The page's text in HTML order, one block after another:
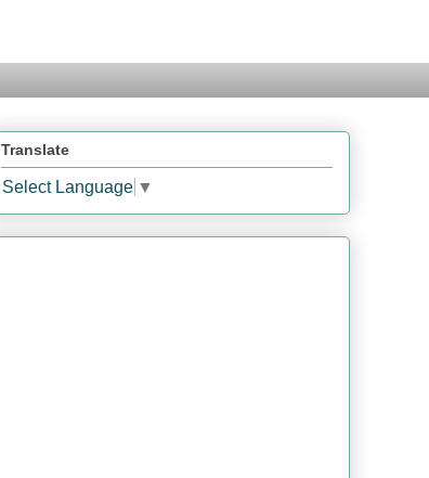
Translate
Select Language ▼